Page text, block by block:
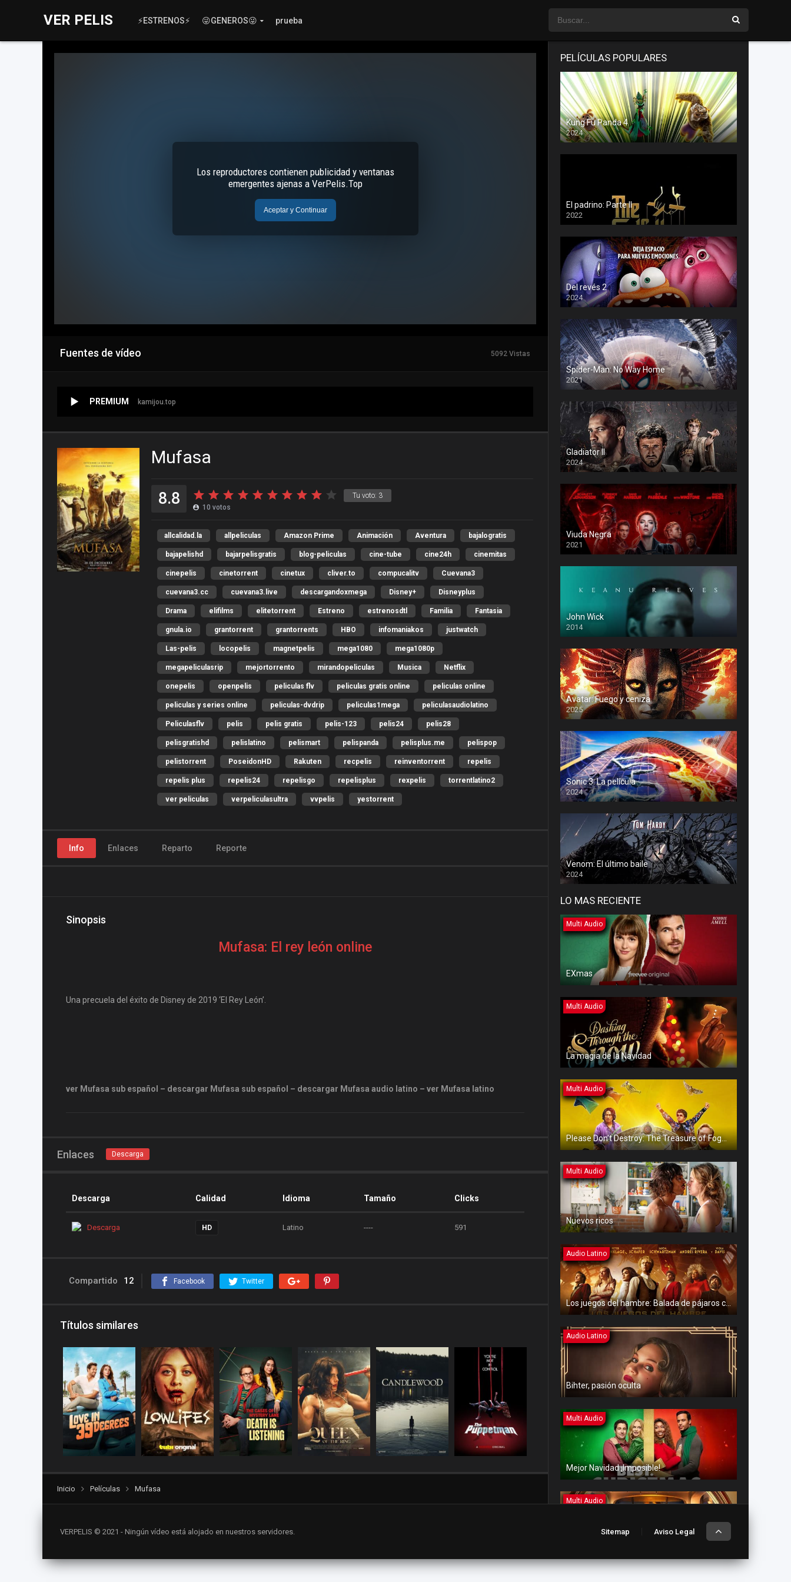
VER PELIS ⚡ESTRENOS⚡ 😜GENEROS😜 prueba
Fuentes de vídeo 5092 Vistas
PREMIUM kamijou.top
Mufasa
Tu voto: 3
8.8 10 votos
allcalidad.la allpeliculas Amazon Prime Animación Aventura bajalogratis
bajapelishd bajarpelisgratis blog-peliculas cine-tube cine24h cinemitas
cinepelis cinetorrent cinetux cliver.to compucalitv Cuevana3
cuevana3.cc cuevana3.live descargandoxmega Disney+ Disneyplus
Drama elifilms elitetorrent Estreno estrenosdtl Familia Fantasia
gnula.io grantorrent grantorrents HBO infomaniakos justwatch
Las-pelis locopelis magnetpelis mega1080 mega1080p
megapeliculasrip mejortorrento mirandopeliculas Musica Netflix
onepelis openpelis peliculas flv peliculas gratis online peliculas online
peliculas y series online peliculas-dvdrip peliculas1mega peliculasaudiolatino
Peliculasflv pelis pelis gratis pelis-123 pelis24 pelis28
pelisgratishd pelislatino pelismart pelispanda pelisplus.me pelispop
pelistorrent PoseidonHD Rakuten recpelis reinventorrent repelis
repelis plus repelis24 repelisgo repelisplus rexpelis torrentlatino2
ver peliculas verpeliculasultra vvpelis yestorrent
Info Enlaces Reparto Reporte
Sinopsis
Mufasa: El rey león online
Una precuela del éxito de Disney de 2019 ‘El Rey León’.
ver Mufasa sub español – descargar Mufasa sub español – descargar Mufasa audio latino – ver Mufasa latino
Enlaces Descarga
Descarga Calidad Idioma Tamaño Clicks
Descarga HD Latino ---- 591
Compartido 12 Facebook Twitter
Títulos similares
Inicio Películas Mufasa
PELÍCULAS POPULARES
Kung Fu Panda 4
2024
El padrino: Parte II
2022
Del revés 2
2024
Spider-Man: No Way Home
2021
Gladiator II
2024
Viuda Negra
2021
John Wick
2014
Avatar: Fuego y ceniza
2025
Sonic 3: La película
2024
Venom: El último baile
2024
LO MAS RECIENTE
Multi Audio
EXmas
Multi Audio
La magia de la Navidad
Multi Audio
Please Don’t Destroy: The Treasure of Foggy Mountain
Multi Audio
Nuevos ricos
Audio Latino
Los juegos del hambre: Balada de pájaros cantores y serpientes
Audio Latino
Bihter, pasión oculta
Multi Audio
Mejor Navidad ¡Imposible!
Multi Audio
VERPELIS © 2021 - Ningún vídeo está alojado en nuestros servidores. Sitemap Aviso Legal